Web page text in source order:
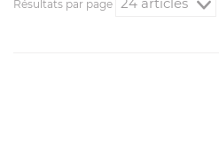
Résultats par page